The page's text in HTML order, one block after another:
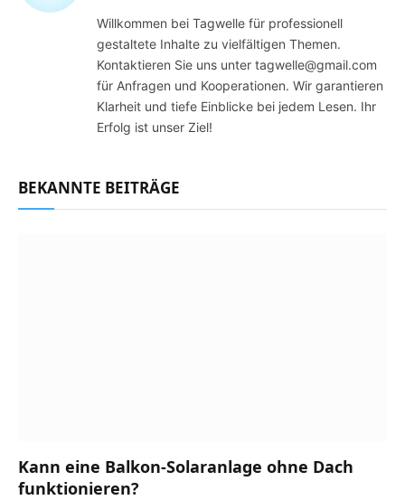
Willkommen bei Tagwelle für professionell
gestaltete Inhalte zu vielfältigen Themen.
Kontaktieren Sie uns unter tagwelle@gmail.com
für Anfragen und Kooperationen. Wir garantieren
Klarheit und tiefe Einblicke bei jedem Lesen. Ihr
Erfolg ist unser Ziel!
BEKANNTE BEITRÄGE
Kann eine Balkon-Solaranlage ohne Dach
funktionieren?